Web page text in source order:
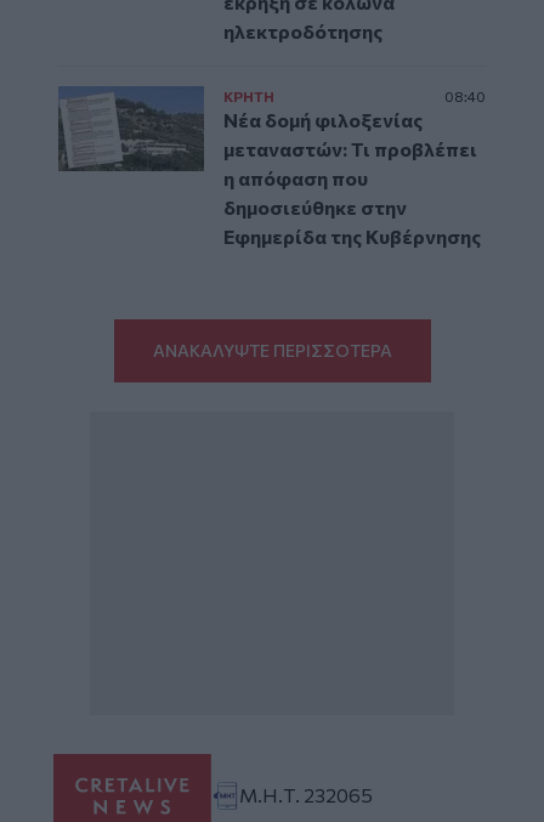
ηλεκτροδότησης
ΚΡΗΤΗ 08:40
Νέα δομή φιλοξενίας
μεταναστών: Τι προβλέπει
η απόφαση που
δημοσιεύθηκε στην
Εφημερίδα της Κυβέρνησης
ΑΝΑΚΑΛΥΨΤΕ ΠΕΡΙΣΣΟΤΕΡΑ
Μ.Η.Τ. 232065